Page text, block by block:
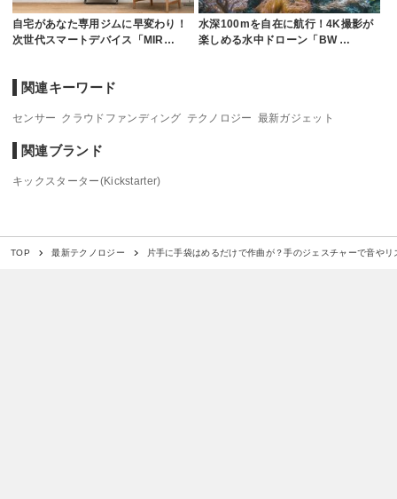
自宅があなた専用ジムに早変わり！
次世代スマートデバイス「MIR…
水深100mを自在に航行！4K撮影が
楽しめる水中ドローン「BW …
関連キーワード
センサー クラウドファンディング テクノロジー 最新ガジェット
関連ブランド
キックスターター(Kickstarter)
TOP 最新テクノロジー 片手に手袋はめるだけで作曲が？手のジェスチャーで音や